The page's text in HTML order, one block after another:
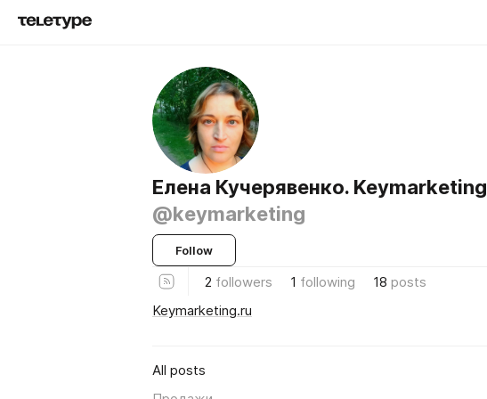
Елена Кучерявенко. Keymarketing
@keymarketing
Follow
2 followers 1 following 18 posts
Keymarketing.ru
All posts